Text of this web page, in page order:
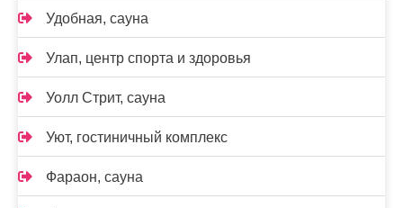
Удобная, сауна
Улап, центр спорта и здоровья
Уолл Стрит, сауна
Уют, гостиничный комплекс
Фараон, сауна